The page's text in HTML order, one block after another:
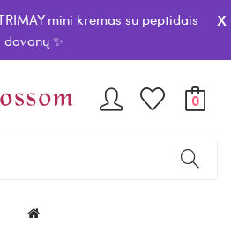
mini kremas su peptidais
dovanų ✨
x
0